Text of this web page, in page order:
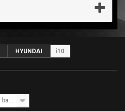
HYUNDAI i10
Referencia: más bajo primero